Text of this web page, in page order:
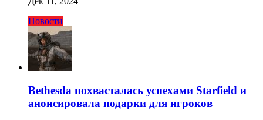
Новости
Bethesda похвасталась успехами Starfield и
анонсировала подарки для игроков